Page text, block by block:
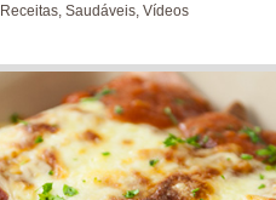
Receitas, Saudáveis, Vídeos